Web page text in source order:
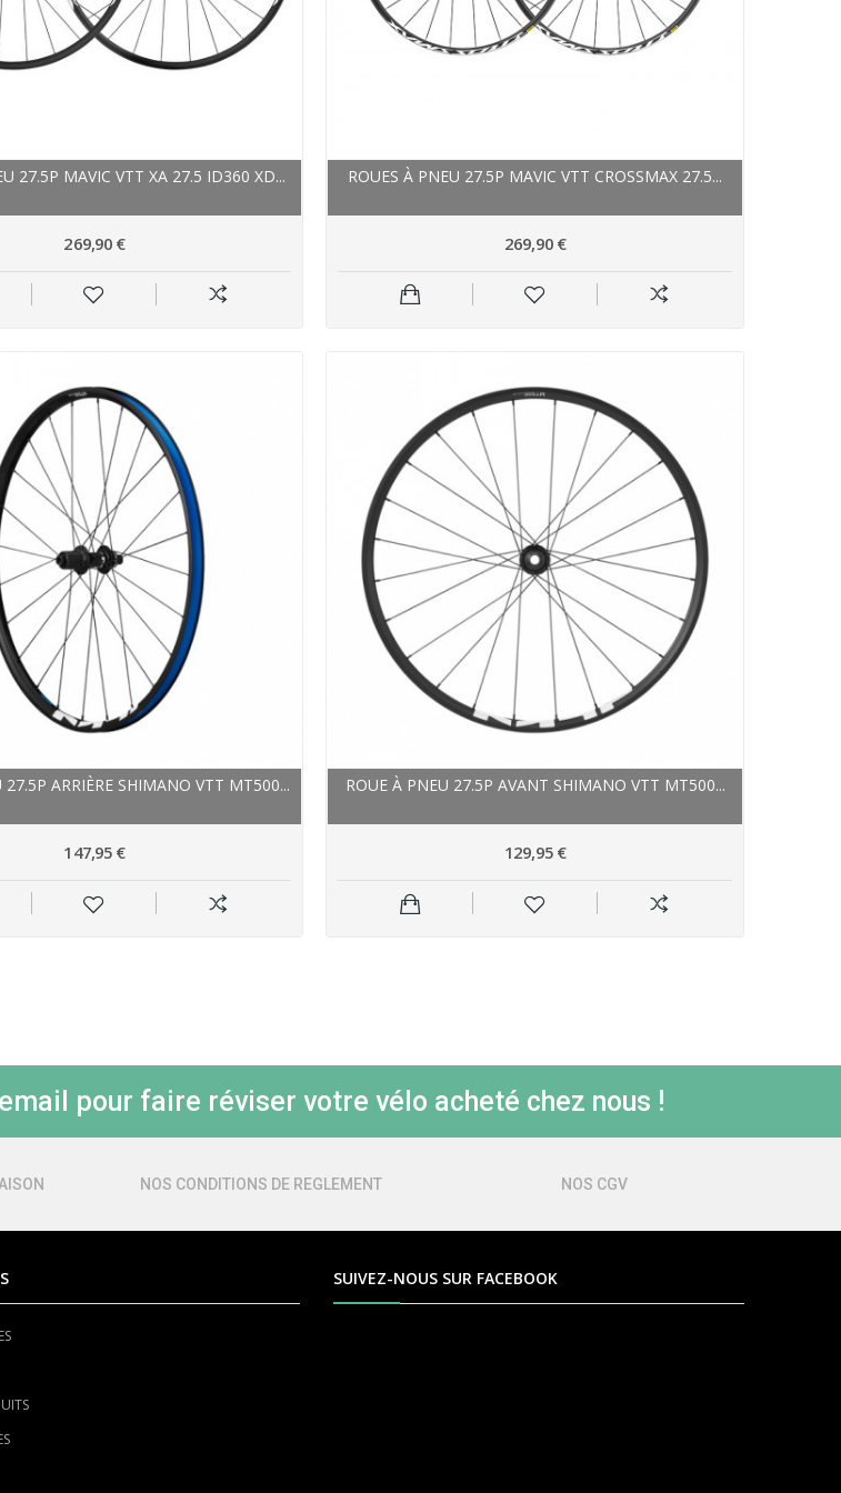
27.5P MAVIC VTT XA 27.5 ID360 XD...
269,90 €
ROUES À PNEU 27.5P MAVIC VTT CROSSMAX 27.5...
269,90 €
27.5P ARRIÈRE SHIMANO VTT MT500...
147,95 €
ROUE À PNEU 27.5P AVANT SHIMANO VTT MT500...
129,95 €
pour faire réviser votre vélo acheté chez nous !
NOS CONDITIONS DE REGLEMENT NOS CGV
SUIVEZ-NOUS SUR FACEBOOK